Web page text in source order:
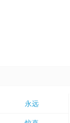
永远